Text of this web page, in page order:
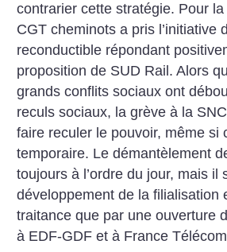
contrarier cette stratégie. Pour
CGT cheminots a pris l’initiative
reconductible répondant
proposition de SUD Rail. Alors
grands conflits sociaux ont
reculs sociaux, la grève à la
faire reculer le pouvoir, même si
temporaire. Le démantèlement
toujours à l’ordre du jour, mais il
développement de la filialisation
traitance que par une ouverture
à EDF-GDF et à France